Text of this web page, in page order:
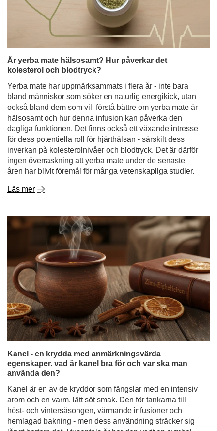
Är yerba mate hälsosamt? Hur påverkar det
kolesterol och blodtryck?
Yerba mate har uppmärksammats i flera år - inte bara
bland människor som söker en naturlig energikick, utan
hälsosamt och hur denna infusion kan påverka den
dagliga funktionen. Det finns också ett växande intresse
för dess potentiella roll för hjärthälsan - särskilt dess
inverkan på kolesterolnivåer och blodtryck. Det är därför
ingen överraskning att yerba mate under de senaste
åren har blivit föremål för många vetenskapliga studier.
Läs mer
Kanel - en krydda med anmärkningsvärda
egenskaper. vad är kanel bra för och var ska man
använda den?
Kanel är en av de kryddor som fängslar med en intensiv
höst- och vintersäsongen, värmande infusioner och
hemlagad bakning - men dess användning sträcker sig
långt bortom det. I tusentals år har den varit en symbol
för lyx, hälsa och exotiskt ursprung. Idag tillsätter vi
gärna kanel i te, kaffe, yerba mate eller desserter - inte
bara för smakens skull, utan också för kanelens många
hälsoegenskaper.